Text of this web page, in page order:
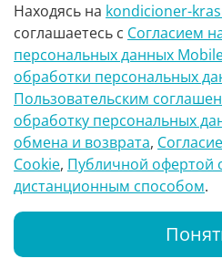
г Краснодар Ул Петра
8(900)29-888-66
info@kondicioner-
Находясь на kondicioner-
соглашаетесь с Согласием
персональных данных
обработки персональных
Пользовательским
обработку персональных
обмена и возврата,
Сookie, Публичной офертой
дистанционным способом.